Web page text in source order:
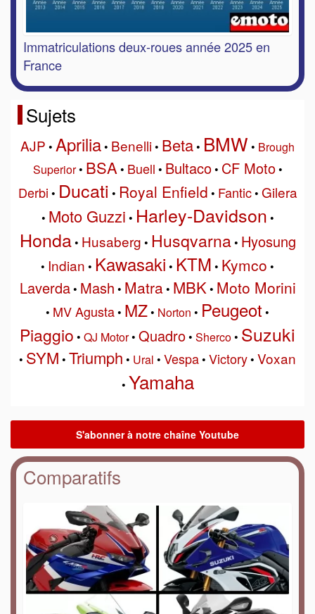
Immatriculations deux-roues année 2025 en
France
Sujets
AJP • Aprilia• Benelli• Beta• BMW • Brough
Superior• BSA• Buell • Bultaco• CF Moto•
Derbi • Ducati • Royal Enfield • Fantic• Gilera
• Moto Guzzi • Harley-Davidson •
Honda• Husaberg • Husqvarna• Hyosung
• Indian • Kawasaki • KTM • Kymco •
Laverda• Mash • Matra• MBK• Moto Morini
• MV Agusta• MZ• Norton • Peugeot •
Piaggio • QJ Motor• Quadro• Sherco• Suzuki
• SYM • Triumph • Ural • Vespa• Victory• Voxan
• Yamaha
Comparatifs